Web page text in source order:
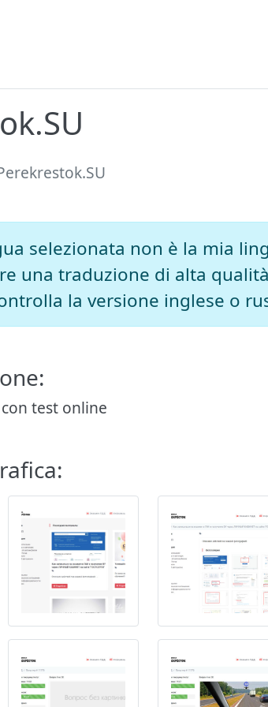
selezionata non è la mia
una traduzione di alta
la versione inglese o
test online